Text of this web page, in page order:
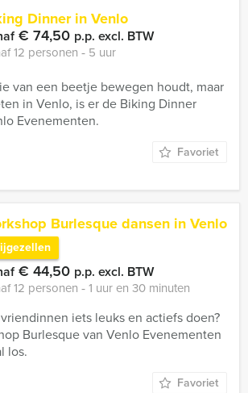
Dinner in Venlo
€ 74,50 p.p. excl. BTW
12 personen ‐ 5 uur
van een beetje bewegen houdt, maar
in Venlo, is er de Biking Dinner
Evenementen.
Favoriet
Burlesque dansen in Venlo
€ 44,50 p.p. excl. BTW
12 personen ‐ 1 uur en 30 minuten
iets leuks en actiefs doen?
Burlesque van Venlo Evenementen
los.
Favoriet